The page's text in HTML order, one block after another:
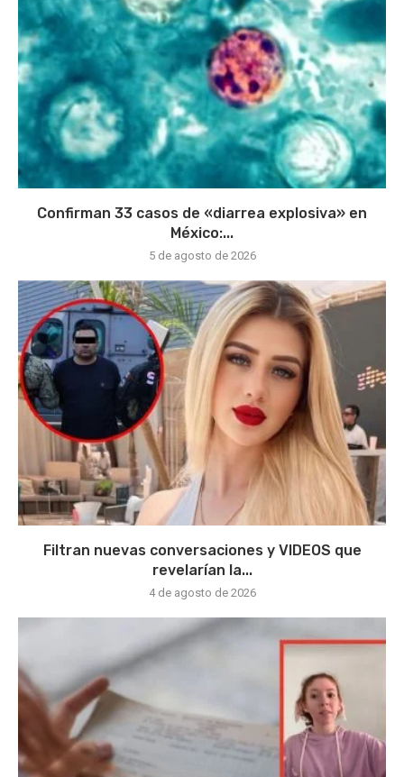
Confirman 33 casos de «diarrea explosiva» en
México:...
5 de agosto de 2026
Filtran nuevas conversaciones y VIDEOS que
revelarían la...
4 de agosto de 2026